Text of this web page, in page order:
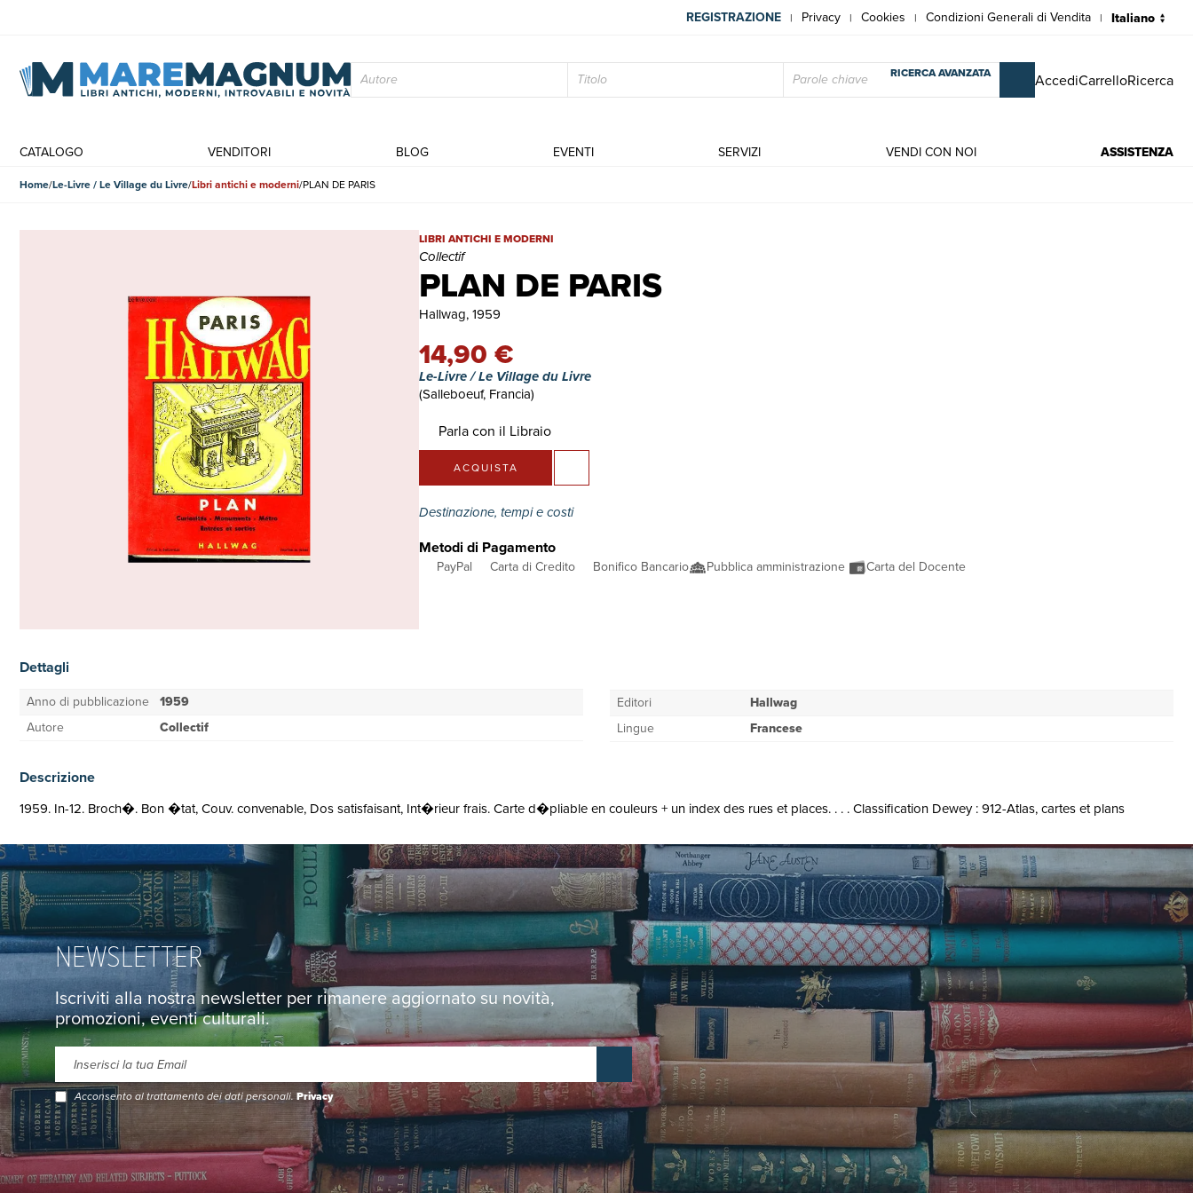
REGISTRAZIONE | Privacy | Cookies | Condizioni Generali di Vendita |
RICERCA AVANZATA AccediCarrelloRicerca
CATALOGO VENDITORI BLOG EVENTI SERVIZI VENDI CON NOI ASSISTENZA
Home Le-Livre / Le Village du Livre Libri antichi e moderni PLAN DE PARIS
PLAN DE PARIS
PLAN DE PARIS | Libri antichi e moderni | Collectif
LIBRI ANTICHI E MODERNI
Collectif
Hallwag, 1959
14,90 €
Le-Livre / Le Village du Livre
(Salleboeuf, Francia)
Parla con il Libraio
ACQUISTA
Destinazione, tempi e costi
Metodi di Pagamento
PayPal Carta di Credito Bonifico Bancario Pubblica amministrazione Carta del Docente
Dettagli
Anno di pubblicazione 1959
Autore
Collectif
Editori
Hallwag
Lingue
Francese
Descrizione
1959. In-12. Broch�. Bon �tat, Couv. convenable, Dos satisfaisant, Int�rieur frais. Carte d�pliable en couleurs + un index des rues et places. . . . Classification Dewey : 912-Atlas, cartes et plans
NEWSLETTER
Iscriviti alla nostra newsletter per rimanere aggiornato su novità,
promozioni, eventi culturali.
Acconsento al trattamento dei dati personali.Privacy